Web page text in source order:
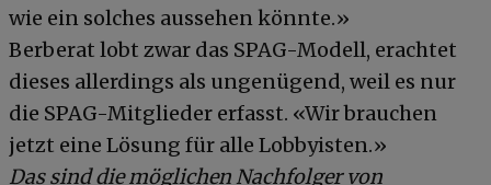
wie ein solches aussehen könnte.»
Berberat lobt zwar das SPAG-Modell, erachtet
dieses allerdings als ungenügend, weil es nur
die SPAG-Mitglieder erfasst. «Wir brauchen
jetzt eine Lösung für alle Lobbyisten.»
Das sind die möglichen Nachfolger von